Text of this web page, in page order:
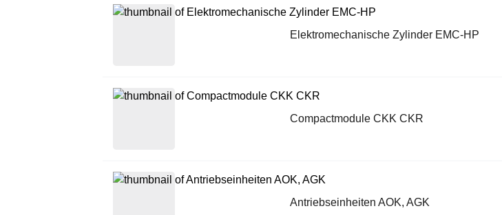
Elektromechanische Zylinder EMC-HP
Compactmodule CKK CKR
Antriebseinheiten AOK, AGK